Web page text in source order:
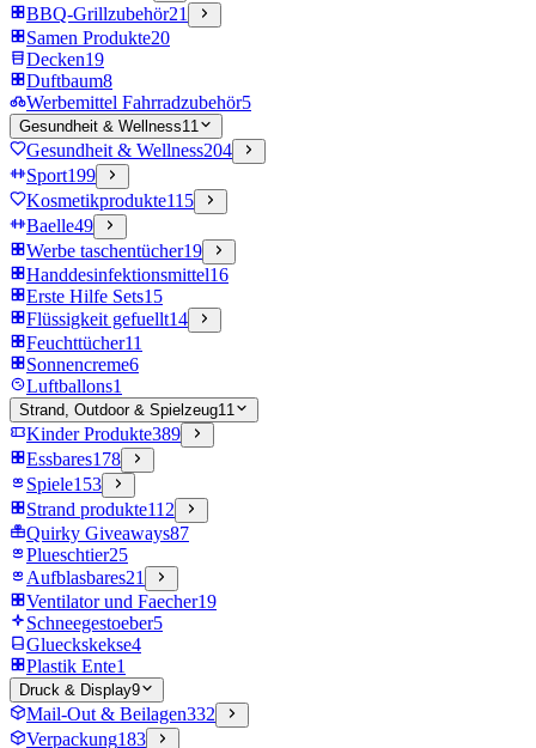
BBQ-Grillzubehör21
Samen Produkte20
Decken19
Duftbaum8
Werbemittel Fahrradzubehör5
Gesundheit & Wellness11
Gesundheit & Wellness204
Sport199
Kosmetikprodukte115
Baelle49
Werbe taschentücher19
Handdesinfektionsmittel16
Erste Hilfe Sets15
Flüssigkeit gefuellt14
Feuchttücher11
Sonnencreme6
Luftballons1
Strand, Outdoor & Spielzeug11
Kinder Produkte389
Essbares178
Spiele153
Strand produkte112
Quirky Giveaways87
Plueschtier25
Aufblasbares21
Ventilator und Faecher19
Schneegestoeber5
Glueckskekse4
Plastik Ente1
Druck & Display9
Mail-Out & Beilagen332
Verpackung183